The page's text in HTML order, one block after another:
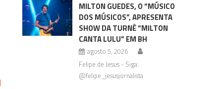
MILTON GUEDES, O “MÚSICO
DOS MÚSICOS”, APRESENTA
SHOW DA TURNÊ “MILTON
CANTA LULU” EM BH
agosto 5, 2026
Felipe de Jesus - Siga:
@felipe_jesusjornalista